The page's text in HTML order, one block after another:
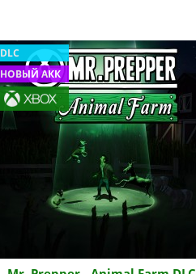
DLC
НОВЫЙ АКК